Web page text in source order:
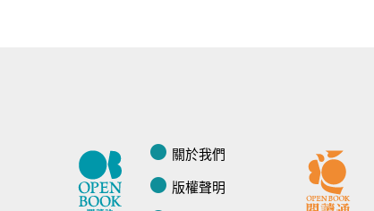
關於我們
版權聲明